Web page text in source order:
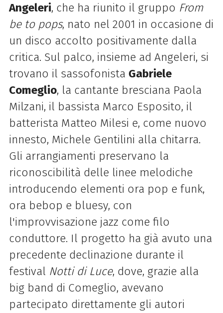
Angeleri, che ha riunito il gruppo From
be to pops, nato nel 2001 in occasione di
un disco accolto positivamente dalla
critica. Sul palco, insieme ad Angeleri, si
trovano il sassofonista Gabriele
Comeglio, la cantante bresciana Paola
Milzani, il bassista Marco Esposito, il
batterista Matteo Milesi e, come nuovo
innesto, Michele Gentilini alla chitarra.
Gli arrangiamenti preservano la
riconoscibilità delle linee melodiche
introducendo elementi ora pop e funk,
ora bebop e bluesy, con
l'improvvisazione jazz come filo
conduttore. Il progetto ha già avuto una
precedente declinazione durante il
festival Notti di Luce, dove, grazie alla
big band di Comeglio, avevano
partecipato direttamente gli autori